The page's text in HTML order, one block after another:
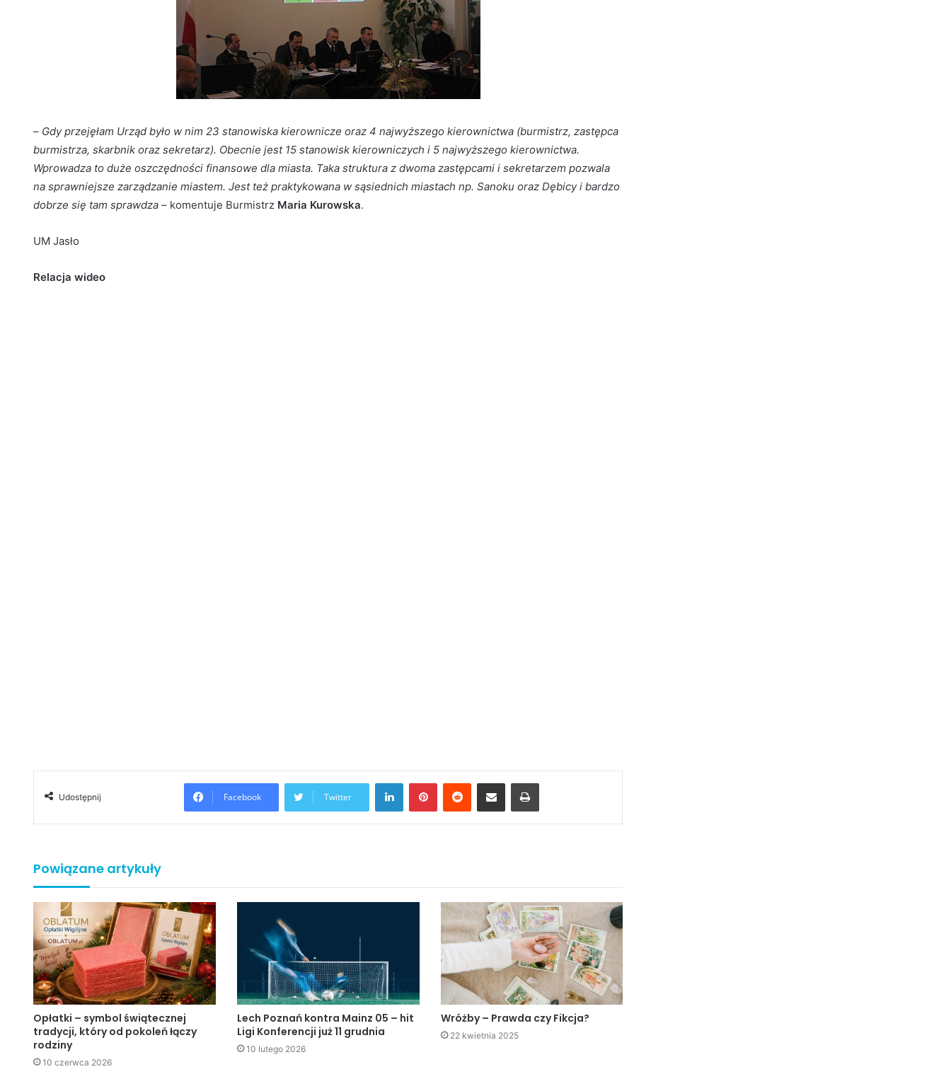
– Gdy przejęłam Urząd było w nim 23 stanowiska kierownicze oraz 4 najwyższego kierownictwa (burmistrz, zastępca
burmistrza, skarbnik oraz sekretarz). Obecnie jest 15 stanowisk kierowniczych i 5 najwyższego kierownictwa.
Wprowadza to duże oszczędności finansowe dla miasta. Taka struktura z dwoma zastępcami i sekretarzem pozwala
na sprawniejsze zarządzanie miastem. Jest też praktykowana w sąsiednich miastach np. Sanoku oraz Dębicy i bardzo
dobrze się tam sprawdza – komentuje Burmistrz Maria Kurowska.
UM Jasło
Relacja wideo
Udostępnij Facebook Twitter
LinkedIn
Powiązane artykuły
Opłatki – symbol świątecznej
tradycji, który od pokoleń łączy
rodziny
10 czerwca 2026
Lech Poznań kontra Mainz 05 – hit
Ligi Konferencji już 11 grudnia
10 lutego 2026
Wróżby – Prawda czy Fikcja?
22 kwietnia 2025